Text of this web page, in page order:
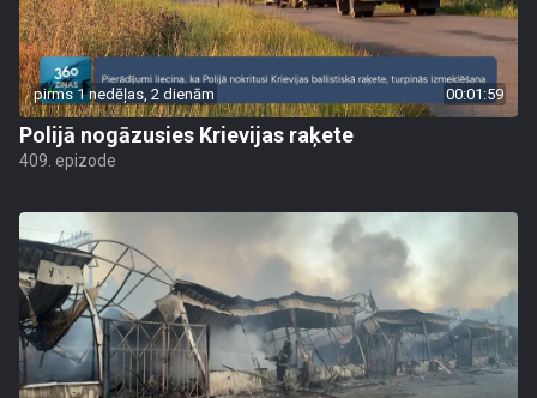
pirms 1 nedēļas, 2 dienām 00:01:59
Polijā nogāzusies Krievijas raķete
409. epizode